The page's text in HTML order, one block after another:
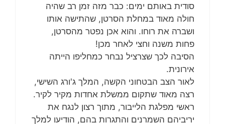
סודית באותם ימים: כבר מזה זמן רב שהיה
חולה מאוד במחלת הסרטן, שהתישה אותו
ושברה את רוחו. והוא אכן נפטר מהסרטן,
פחות משנה וחצי לאחר מכן!
הסיבה לכך שצרציל נבחר כמחליפו הייתה
אירונית.
לאור הצב הבטחוני הקשה, המלך ג'ורג השישי,
רצה מאוד שתקום ממשלת אחדות מקיר לקיר.
ראשי מפלגת הלייבור, מתוך רצון לנגח את
יריביהם השמרנים והתגרות בהם, הודיעו למלך